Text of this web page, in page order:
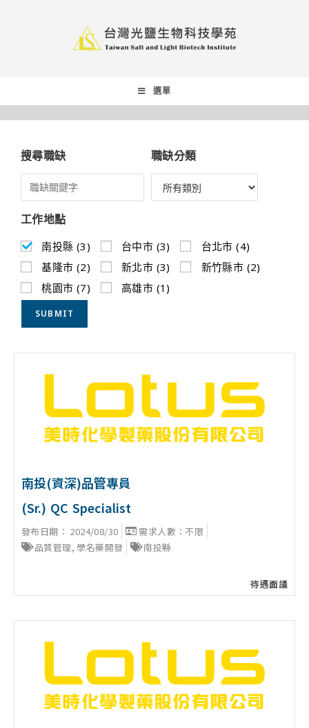
選單
搜尋職缺 職缺分類
工作地點
南投縣 (3) 台中市 (3)
台北市 (4)
基隆市 (2)
新北市 (3)
新竹縣市 (2)
桃園市 (7)
高雄市 (1)
南投(資深)品管專員
(Sr.) QC Specialist
發布日期： 2024/08/30
需求人數：不限
品質管理,學名藥開發 南投縣
待遇面議